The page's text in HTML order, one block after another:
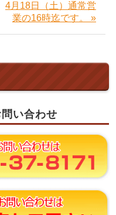
4月18日（土）通常営
業の16時迄です。 »
い合わせ